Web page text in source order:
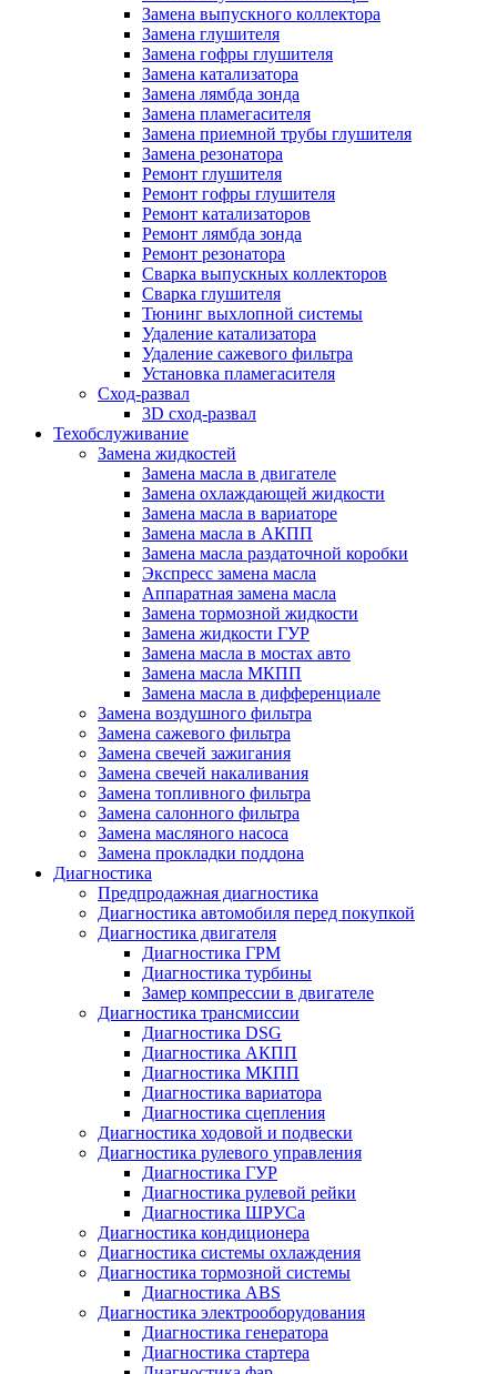
Замена выпускного коллектора
Замена глушителя
Замена гофры глушителя
Замена катализатора
Замена лямбда зонда
Замена пламегасителя
Замена приемной трубы глушителя
Замена резонатора
Ремонт глушителя
Ремонт гофры глушителя
Ремонт катализаторов
Ремонт лямбда зонда
Ремонт резонатора
Сварка выпускных коллекторов
Сварка глушителя
Тюнинг выхлопной системы
Удаление катализатора
Удаление сажевого фильтра
Установка пламегасителя
Сход-развал
3D сход-развал
Техобслуживание
Замена жидкостей
Замена масла в двигателе
Замена охлаждающей жидкости
Замена масла в вариаторе
Замена масла в АКПП
Замена масла раздаточной коробки
Экспресс замена масла
Аппаратная замена масла
Замена тормозной жидкости
Замена жидкости ГУР
Замена масла в мостах авто
Замена масла МКПП
Замена масла в дифференциале
Замена воздушного фильтра
Замена сажевого фильтра
Замена свечей зажигания
Замена свечей накаливания
Замена топливного фильтра
Замена салонного фильтра
Замена масляного насоса
Замена прокладки поддона
Диагностика
Предпродажная диагностика
Диагностика автомобиля перед покупкой
Диагностика двигателя
Диагностика ГРМ
Диагностика турбины
Замер компрессии в двигателе
Диагностика трансмиссии
Диагностика DSG
Диагностика АКПП
Диагностика МКПП
Диагностика вариатора
Диагностика сцепления
Диагностика ходовой и подвески
Диагностика рулевого управления
Диагностика ГУР
Диагностика рулевой рейки
Диагностика ШРУСа
Диагностика кондиционера
Диагностика системы охлаждения
Диагностика тормозной системы
Диагностика ABS
Диагностика электрооборудования
Диагностика генератора
Диагностика стартера